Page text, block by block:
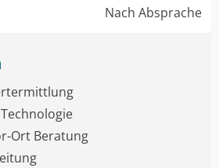
Nach Absprache
Ort Beratung